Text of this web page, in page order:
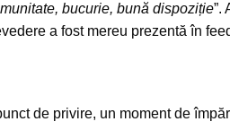
bucurie, bună dispoziție”.
a fost mereu prezentă în
de privire, un moment de